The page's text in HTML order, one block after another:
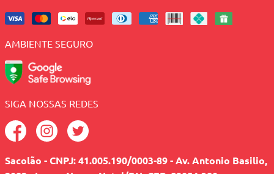
AMBIENTE SEGURO
SIGA NOSSAS REDES
Sacolão - CNPJ: 41.005.190/0003-89 - Av. Antonio Basilio,